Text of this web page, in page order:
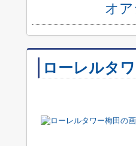
オ
ローレルタ